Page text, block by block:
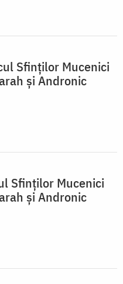
Sfinţilor Mucenici
şi Andronic
Sfinţilor Mucenici
şi Andronic